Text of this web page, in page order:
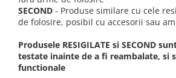
SECOND - Produse similare cu cele
de folosire, posibil cu accesorii sau
Produsele RESIGILATE si SECOND
testate inainte de a fi reambalate, si
functionale